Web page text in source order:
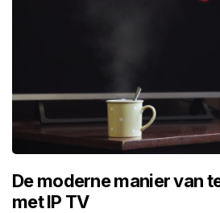
De moderne manier van
met IP TV